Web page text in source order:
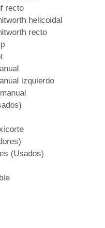
recto
helicoidal
recto
izquierdo
(Usados)